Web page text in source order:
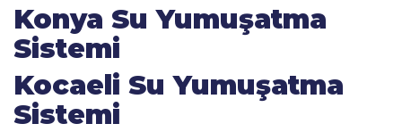
Konya Su Yumuşatma
Sistemi
Kocaeli Su Yumuşatma
Sistemi